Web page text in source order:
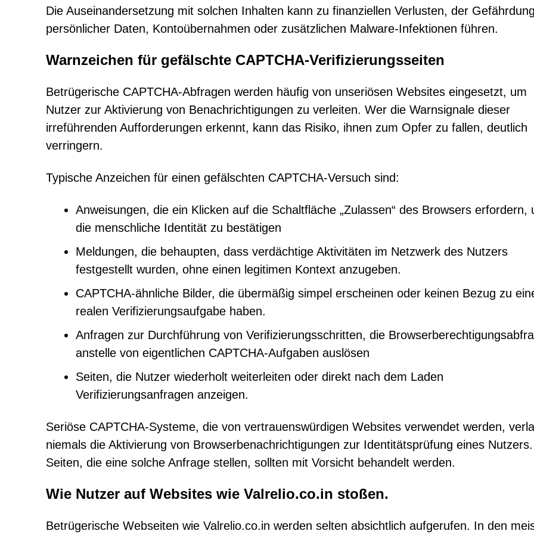
Die Auseinandersetzung mit solchen Inhalten kann zu finanziellen Verlusten, der Gefährdung
persönlicher Daten, Kontoübernahmen oder zusätzlichen Malware-Infektionen führen.
Warnzeichen für gefälschte CAPTCHA-Verifizierungsseiten
Betrügerische CAPTCHA-Abfragen werden häufig von unseriösen Websites eingesetzt, um
Nutzer zur Aktivierung von Benachrichtigungen zu verleiten. Wer die Warnsignale dieser
irreführenden Aufforderungen erkennt, kann das Risiko, ihnen zum Opfer zu fallen, deutlich
verringern.
Typische Anzeichen für einen gefälschten CAPTCHA-Versuch sind:
Anweisungen, die ein Klicken auf die Schaltfläche „Zulassen“ des Browsers erfordern,
die menschliche Identität zu bestätigen
Meldungen, die behaupten, dass verdächtige Aktivitäten im Netzwerk des Nutzers
festgestellt wurden, ohne einen legitimen Kontext anzugeben.
CAPTCHA-ähnliche Bilder, die übermäßig simpel erscheinen oder keinen Bezug zu
realen Verifizierungsaufgabe haben.
Anfragen zur Durchführung von Verifizierungsschritten, die
anstelle von eigentlichen CAPTCHA-Aufgaben auslösen
Seiten, die Nutzer wiederholt weiterleiten oder direkt nach dem Laden
Verifizierungsanfragen anzeigen.
Seriöse CAPTCHA-Systeme, die von vertrauenswürdigen Websites verwendet werden,
niemals die Aktivierung von Browserbenachrichtigungen zur Identitätsprüfung eines Nutzers.
Seiten, die eine solche Anfrage stellen, sollten mit Vorsicht behandelt werden.
Wie Nutzer auf Websites wie Valrelio.co.in stoßen.
Betrügerische Webseiten wie Valrelio.co.in werden selten absichtlich aufgerufen. In den